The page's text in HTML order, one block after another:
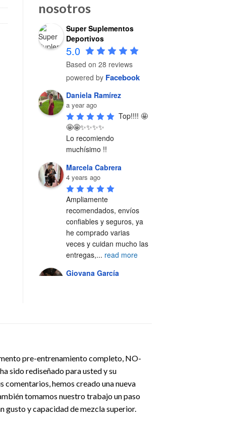
nosotros
Super Suplementos
Deportivos
5.0
Based on 28 reviews
powered by Facebook
Daniela Ramírez
a year ago
Top!!!! 🤩
🤩🤩✨✨✨✨
Lo recomiendo
muchísimo !!
Marcela Cabrera
4 years ago
Ampliamente
recomendados, envíos
confiables y seguros, ya
he comprado varias
veces y cuidan mucho las
entregas,... read more
Giovana García
Excelente servicio y
atención al cliente 💯
Fer Silva Crisantes
5 years ago
pre-entrenamiento completo, NO-
sido rediseñado para usted y su
comentarios, hemos creado una nueva
tomamos nuestro trabajo un paso
gusto y capacidad de mezcla superior.